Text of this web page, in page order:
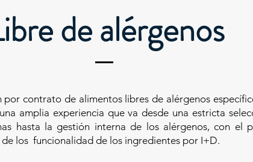
de alérgenos
por contrato de alimentos libres de alérgenos
amplia experiencia que va desde una estricta
hasta la gestión interna de los alérgenos, con el
los funcionalidad de los ingredientes por I+D.